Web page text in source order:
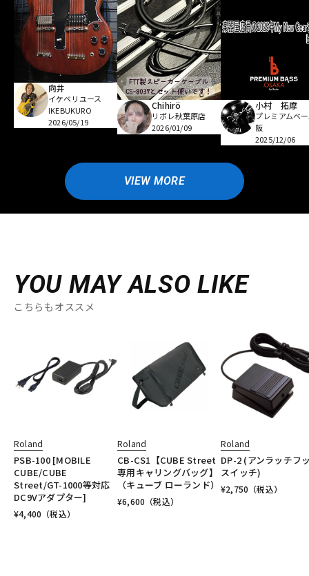
向井
イケベリユース
IKEBUKURO
2026/05/19
Chihirö
リボレ秋葉原店
2026/01/09
小村 拓摩
プレミアムベ
阪
2025/12/06
VIEW MORE
YOU MAY ALSO LIKE
こちらもオススメ
Roland
PSB-100 [MOBILE
CUBE/CUBE
Street/GT-1000等対応
DC9Vアダプター]
¥4,400 （税込）
Roland
CB-CS1【CUBE Street
専用キャリングバッグ】
（キューブ ローランド）
¥6,600 （税込）
Roland
DP-2 (アンラッチフ
スイッチ)
¥2,750 （税込）